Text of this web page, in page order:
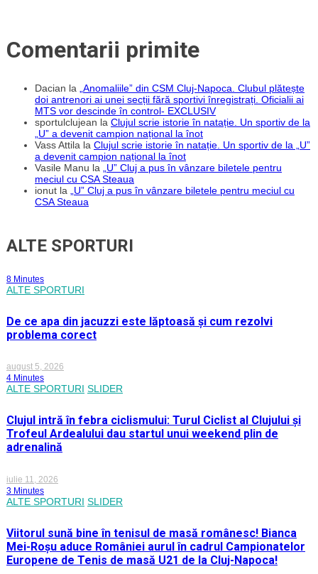
ceea
ce
copii
și
juniori.
Trebuie
să
ne
recăpătăm
identitatea”
Comentarii primite
Dacian la
„Anomaliile” din CSM Cluj-Napoca. Clubul plătește
doi antrenori ai unei secții fără sportivi înregistrați. Oficialii ai
MTS vor descinde în control- EXCLUSIV
sportulclujean la Clujul scrie istorie în natație. Un sportiv de la
„U” a devenit campion național la înot
Vass Attila la Clujul scrie istorie în natație. Un sportiv de la „U”
a devenit campion național la înot
Vasile Manu la
„U” Cluj a pus în vânzare biletele pentru
meciul cu CSA Steaua
ionut la
„U” Cluj a pus în vânzare biletele pentru meciul cu
CSA Steaua
ALTE SPORTURI
8 Minutes
ALTE SPORTURI
De ce apa din jacuzzi este lăptoasă și cum rezolvi
problema corect
august 5, 2026
4 Minutes
ALTE SPORTURI SLIDER
Clujul intră în febra ciclismului: Turul Ciclist al Clujului și
Trofeul Ardealului dau startul unui weekend plin de
adrenalină
iulie 11, 2026
3 Minutes
ALTE SPORTURI SLIDER
Viitorul sună bine în tenisul de masă românesc! Bianca
Mei-Roșu aduce României aurul în cadrul Campionatelor
Europene de Tenis de masă U21 de la Cluj-Napoca!